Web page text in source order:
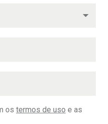
os termos de uso e as